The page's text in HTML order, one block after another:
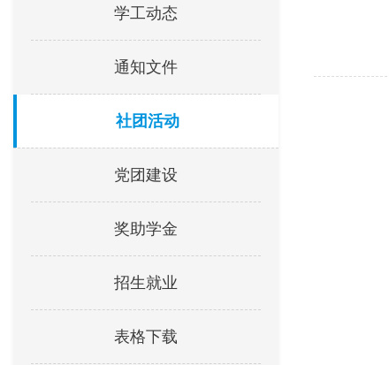
学工动态
通知文件
社团活动
党团建设
奖助学金
招生就业
表格下载